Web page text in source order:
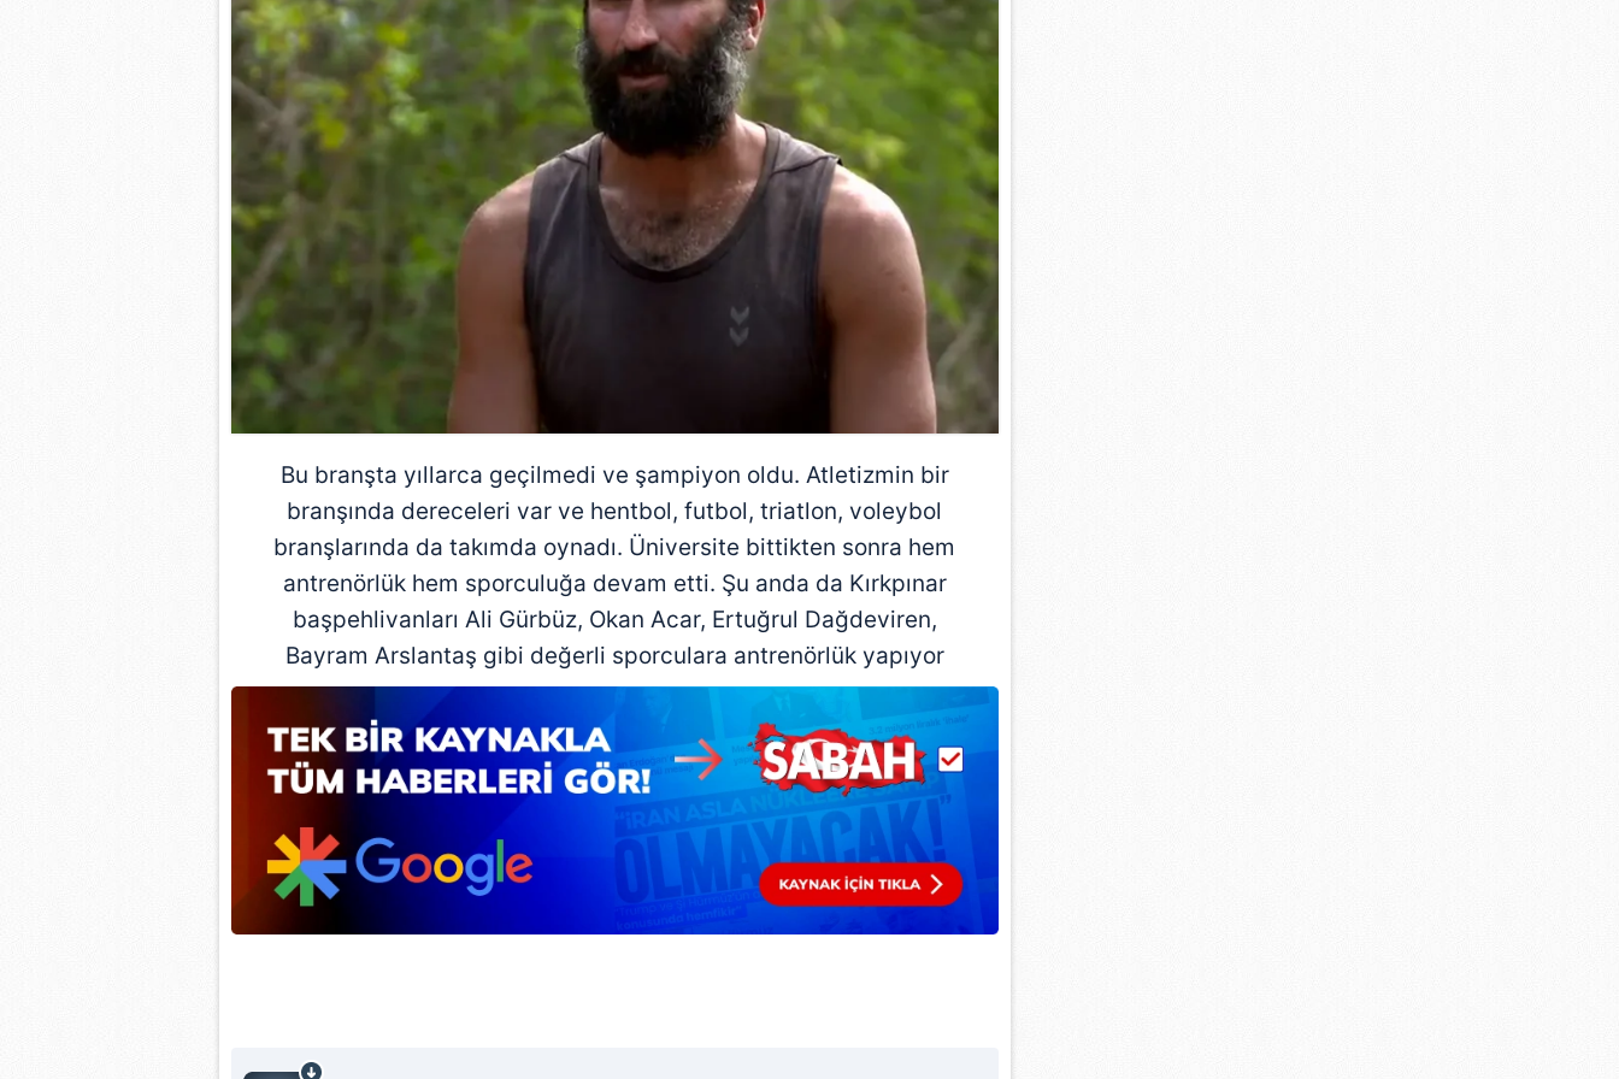
mevzuata uygun olarak kullanılan çerezlerle ilgili bilgi almak için lütfen
tıklayınız.
Bu branşta yıllarca geçilmedi ve şampiyon oldu. Atletizmin bir
branşında dereceleri var ve hentbol, futbol, triatlon, voleybol
branşlarında da takımda oynadı. Üniversite bittikten sonra hem
antrenörlük hem sporculuğa devam etti. Şu anda da Kırkpınar
başpehlivanları Ali Gürbüz, Okan Acar, Ertuğrul Dağdeviren,
Bayram Arslantaş gibi değerli sporculara antrenörlük yapıyor